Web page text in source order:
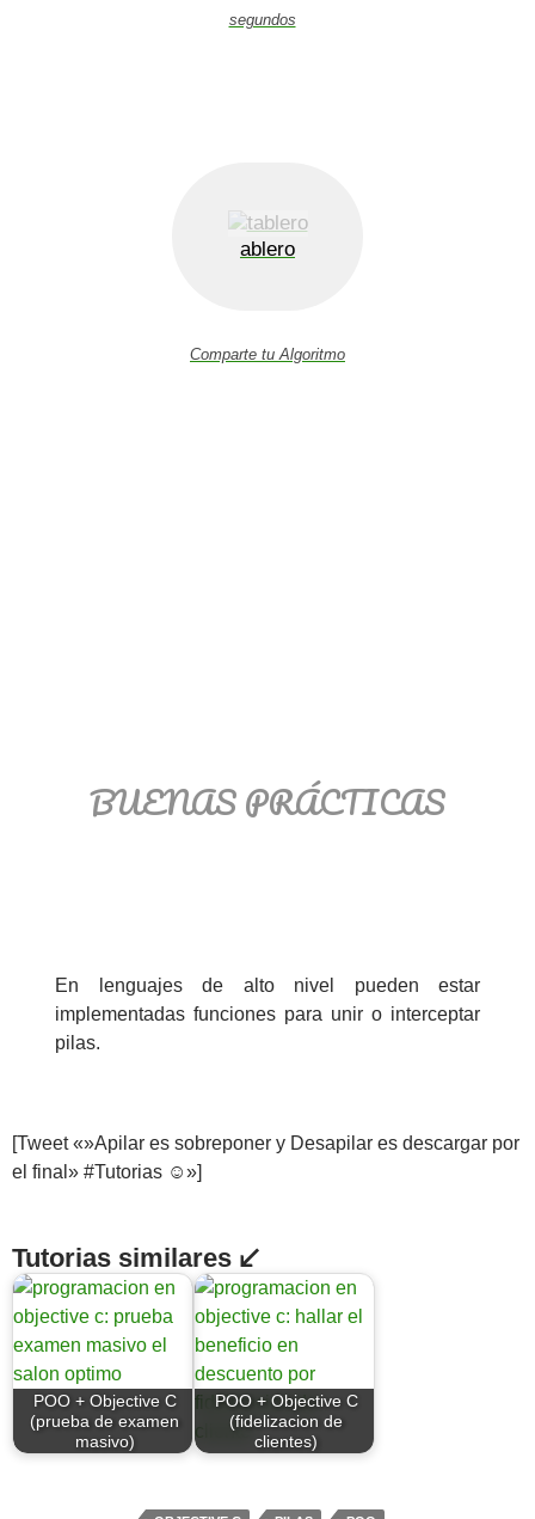
segundos
ablero
Comparte tu Algoritmo
BUENAS PRÁCTICAS
En lenguajes de alto nivel pueden estar
implementadas funciones para unir o interceptar
pilas.
[Tweet «»Apilar es sobreponer y Desapilar es descargar por
el final» #Tutorias ☺»]
Tutorias similares ↙
POO + Objective C
(prueba de examen
masivo)
POO + Objective C
(fidelizacion de
clientes)